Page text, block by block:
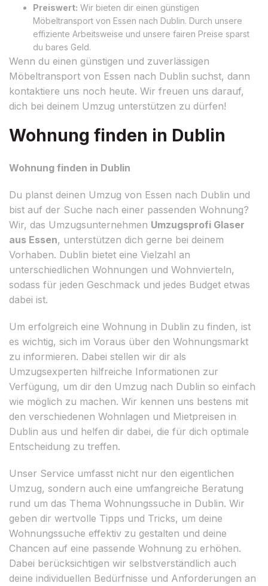
Preiswert: Wir bieten dir einen günstigen
Möbeltransport von Essen nach Dublin. Durch unsere
effiziente Arbeitsweise und unsere fairen Preise sparst
du bares Geld.
Wenn du einen günstigen und zuverlässigen
Möbeltransport von Essen nach Dublin suchst, dann
kontaktiere uns noch heute. Wir freuen uns darauf,
dich bei deinem Umzug unterstützen zu dürfen!
Wohnung finden in Dublin
Wohnung finden in Dublin
Du planst deinen Umzug von Essen nach Dublin und
bist auf der Suche nach einer passenden Wohnung?
Wir, das Umzugsunternehmen Umzugsprofi Glaser
aus Essen, unterstützen dich gerne bei deinem
Vorhaben. Dublin bietet eine Vielzahl an
unterschiedlichen Wohnungen und Wohnvierteln,
sodass für jeden Geschmack und jedes Budget etwas
dabei ist.
Um erfolgreich eine Wohnung in Dublin zu finden, ist
es wichtig, sich im Voraus über den Wohnungsmarkt
zu informieren. Dabei stellen wir dir als
Umzugsexperten hilfreiche Informationen zur
Verfügung, um dir den Umzug nach Dublin so einfach
wie möglich zu machen. Wir kennen uns bestens mit
den verschiedenen Wohnlagen und Mietpreisen in
Dublin aus und helfen dir dabei, die für dich optimale
Entscheidung zu treffen.
Unser Service umfasst nicht nur den eigentlichen
Umzug, sondern auch eine umfangreiche Beratung
rund um das Thema Wohnungssuche in Dublin. Wir
geben dir wertvolle Tipps und Tricks, um deine
Wohnungssuche effektiv zu gestalten und deine
Chancen auf eine passende Wohnung zu erhöhen.
Dabei berücksichtigen wir selbstverständlich auch
deine individuellen Bedürfnisse und Anforderungen an